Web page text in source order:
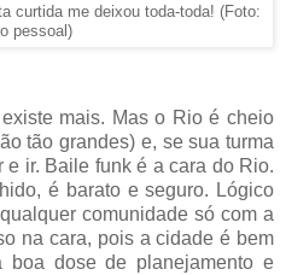
curtida me deixou toda-toda! (Foto:
pessoal)
mais. Mas o Rio é cheio
tão grandes) e, se sua turma
ir. Baile funk é a cara do Rio.
é barato e seguro. Lógico
comunidade só com a
na cara, pois a cidade é bem
boa dose de planejamento e